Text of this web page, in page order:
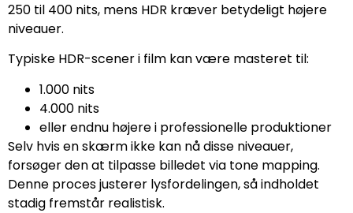
250 til 400 nits, mens HDR kræver betydeligt højere
niveauer.
Typiske HDR-scener i film kan være masteret til:
1.000 nits
4.000 nits
eller endnu højere i professionelle produktioner
Selv hvis en skærm ikke kan nå disse niveauer,
forsøger den at tilpasse billedet via tone mapping.
Denne proces justerer lysfordelingen, så indholdet
stadig fremstår realistisk.